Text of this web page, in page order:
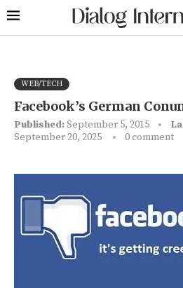
WEB/TECH
Facebook’s German
Published:September 5, 2015
September 20, 2025
0 comment